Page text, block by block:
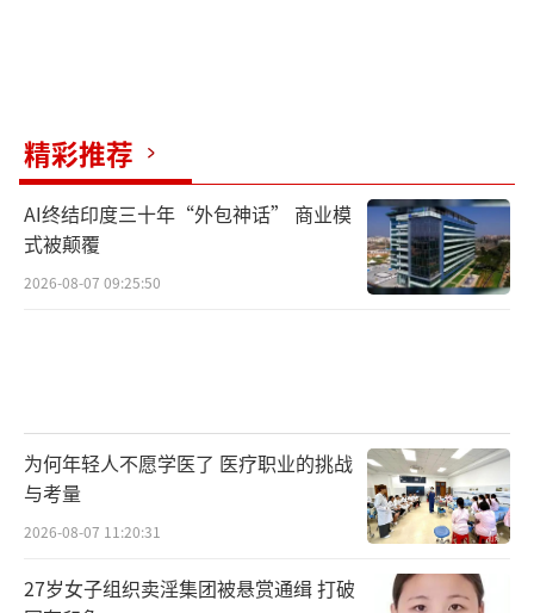
精彩推荐
AI终结印度三十年“外包神话” 商业模
式被颠覆
2026-08-07 09:25:50
为何年轻人不愿学医了 医疗职业的挑战
与考量
2026-08-07 11:20:31
27岁女子组织卖淫集团被悬赏通缉 打破